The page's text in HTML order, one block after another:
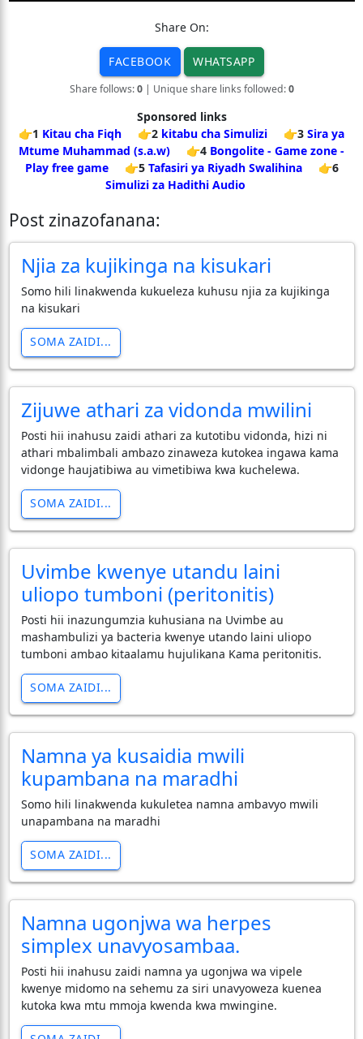
Share On:
FACEBOOK WHATSAPP
Share follows:0| Unique share links followed:0
Sponsored links
👉1 Kitau cha Fiqh 👉2 kitabu cha Simulizi 👉3 Sira ya
Mtume Muhammad (s.a.w)
👉4 Bongolite - Game zone -
Play free game
👉5 Tafasiri ya Riyadh Swalihina
👉6
Simulizi za Hadithi Audio
Post zinazofanana:
Njia za kujikinga na kisukari
Somo hili linakwenda kukueleza kuhusu njia za kujikinga
na kisukari
SOMA ZAIDI...
Zijuwe athari za vidonda mwilini
Posti hii inahusu zaidi athari za kutotibu vidonda, hizi ni
athari mbalimbali ambazo zinaweza kutokea ingawa kama
vidonge haujatibiwa au vimetibiwa kwa kuchelewa.
SOMA ZAIDI...
Uvimbe kwenye utandu laini
uliopo tumboni (peritonitis)
Posti hii inazungumzia kuhusiana na Uvimbe au
mashambulizi ya bacteria kwenye utando laini uliopo
tumboni ambao kitaalamu hujulikana Kama peritonitis.
SOMA ZAIDI...
Namna ya kusaidia mwili
kupambana na maradhi
Somo hili linakwenda kukuletea namna ambavyo mwili
unapambana na maradhi
SOMA ZAIDI...
Namna ugonjwa wa herpes
simplex unavyosambaa.
Posti hii inahusu zaidi namna ya ugonjwa wa vipele
kwenye midomo na sehemu za siri unavyoweza kuenea
kutoka kwa mtu mmoja kwenda kwa mwingine.